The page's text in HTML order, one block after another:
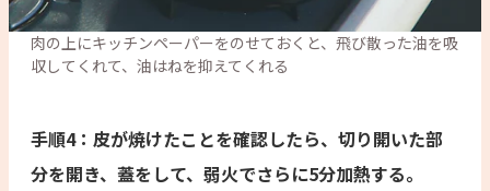
肉の上にキッチンペーパーをのせておくと、飛び散った油を吸
収してくれて、油はねを抑えてくれる
手順4：皮が焼けたことを確認したら、切り開いた部
分を開き、蓋をして、弱火でさらに5分加熱する。